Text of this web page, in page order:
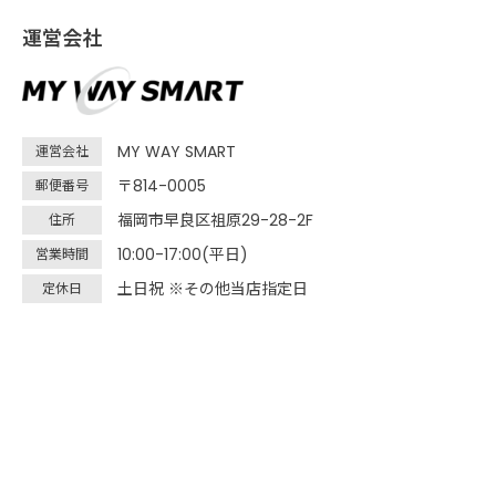
運営会社
運営会社 MY WAY SMART
郵便番号 〒814-0005
住所 福岡市早良区祖原29-28-2F
営業時間 10:00-17:00(平日)
定休日 土日祝 ※その他当店指定日